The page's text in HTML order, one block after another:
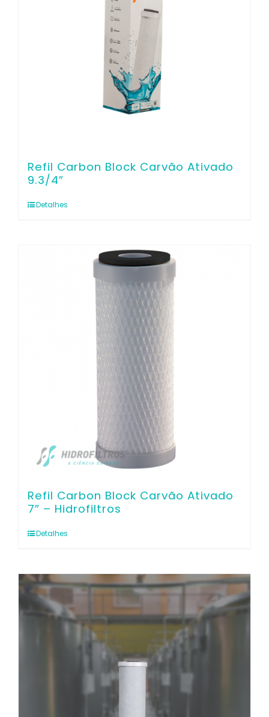
Refil Carbon Block Carvão Ativado
9.3/4″
Detalhes
Refil Carbon Block Carvão Ativado
7″ – Hidrofiltros
Detalhes